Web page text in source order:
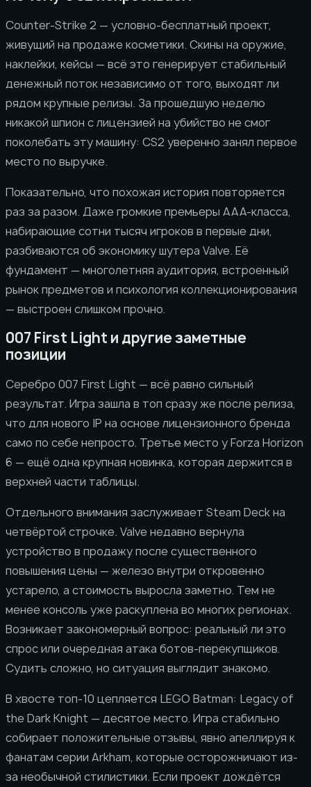
Counter-Strike 2 — условно-бесплатный проект,
живущий на продаже косметики. Скины на оружие,
наклейки, кейсы — всё это генерирует стабильный
денежный поток независимо от того, выходят ли
рядом крупные релизы. За прошедшую неделю
никакой шпион с лицензией на убийство не смог
поколебать эту машину: CS2 уверенно занял первое
место по выручке.
Показательно, что похожая история повторяется
раз за разом. Даже громкие премьеры AAA-класса,
набирающие сотни тысяч игроков в первые дни,
разбиваются об экономику шутера Valve. Её
фундамент — многолетняя аудитория, встроенный
рынок предметов и психология коллекционирования
— выстроен слишком прочно.
007 First Light и другие заметные
позиции
Серебро 007 First Light — всё равно сильный
результат. Игра зашла в топ сразу же после релиза,
что для нового IP на основе лицензионного бренда
само по себе непросто. Третье место у Forza Horizon
6 — ещё одна крупная новинка, которая держится в
верхней части таблицы.
Отдельного внимания заслуживает Steam Deck на
четвёртой строчке. Valve недавно вернула
устройство в продажу после существенного
повышения цены — железо внутри откровенно
устарело, а стоимость выросла заметно. Тем не
менее консоль уже раскуплена во многих регионах.
Возникает закономерный вопрос: реальный ли это
спрос или очередная атака ботов-перекупщиков.
Судить сложно, но ситуация выглядит знакомо.
В хвосте топ-10 цепляется LEGO Batman: Legacy of
the Dark Knight — десятое место. Игра стабильно
собирает положительные отзывы, явно апеллируя к
фанатам серии Arkham, которые осторожничают из-
за необычной стилистики. Если проект дождётся